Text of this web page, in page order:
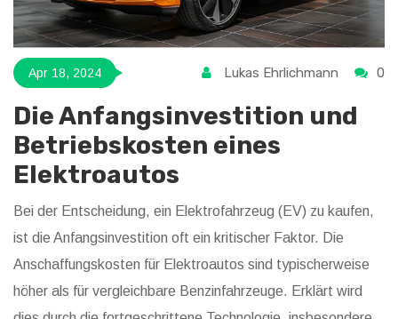
Apr 18, 2024 Lukas Ehrlichmann 0
Die Anfangsinvestition und
Betriebskosten eines
Elektroautos
Bei der Entscheidung, ein Elektrofahrzeug (EV) zu kaufen,
ist die Anfangsinvestition oft ein kritischer Faktor. Die
Anschaffungskosten für Elektroautos sind typischerweise
höher als für vergleichbare Benzinfahrzeuge. Erklärt wird